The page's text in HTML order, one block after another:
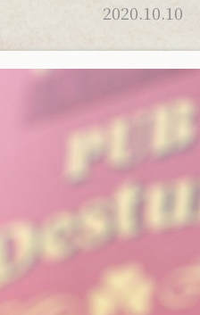
2020.10.10